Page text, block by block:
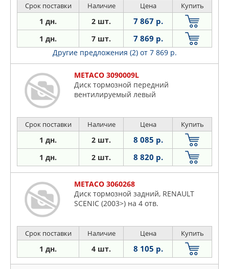
Срок поставки Наличие Цена Купить
1 дн. 2 шт. 7 867 р.
1 дн. 7 шт. 7 869 р.
Другие предложения (2) от 7 869 р.
METACO 3090009L
Диск тормозной передний
вентилируемый левый
Срок поставки Наличие Цена Купить
1 дн. 2 шт. 8 085 р.
1 дн. 2 шт. 8 820 р.
METACO 3060268
Диск тормозной задний, RENAULT
SCENIC (2003>) на 4 отв.
Срок поставки Наличие Цена Купить
1 дн. 4 шт. 8 105 р.